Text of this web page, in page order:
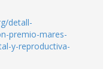
detall-
premio-mares-
y-reproductiva-